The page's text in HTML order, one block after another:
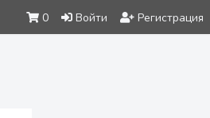
0 Войти Регистрация